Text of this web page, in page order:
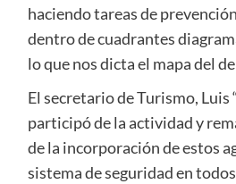
haciendo tareas de
dentro de cuadrantes
lo que nos dicta el mapa del
El secretario de Turismo, Luis
participó de la actividad y
de la incorporación de estos
sistema de seguridad en